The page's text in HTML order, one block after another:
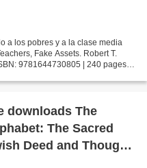
a los pobres y a la clase media
Fake Assets. Robert T.
9781644730805 | 240 pages |
downloads The
The Sacred
Deed and Thought